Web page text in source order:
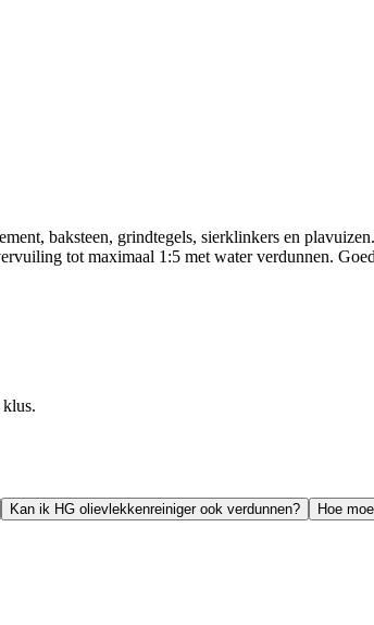
baksteen, grindtegels, sierklinkers en
tot maximaal 1:5 met water verdunnen.
Kan ik HG olievlekkenreiniger ook verdunnen?
Hoe